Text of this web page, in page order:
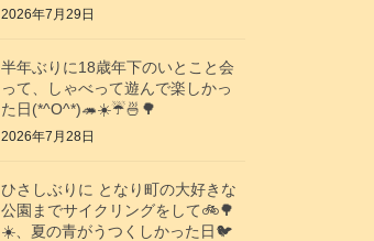
2026年7月29日
半年ぶりに18歳年下のいとこと会
って、しゃべって遊んで楽しかっ
た日(*^O^*)🦔☀️☔🍜🌳
2026年7月28日
ひさしぶりに となり町の大好きな
公園までサイクリングをして🚲️🌳
☀️、夏の青がうつくしかった日🐦️